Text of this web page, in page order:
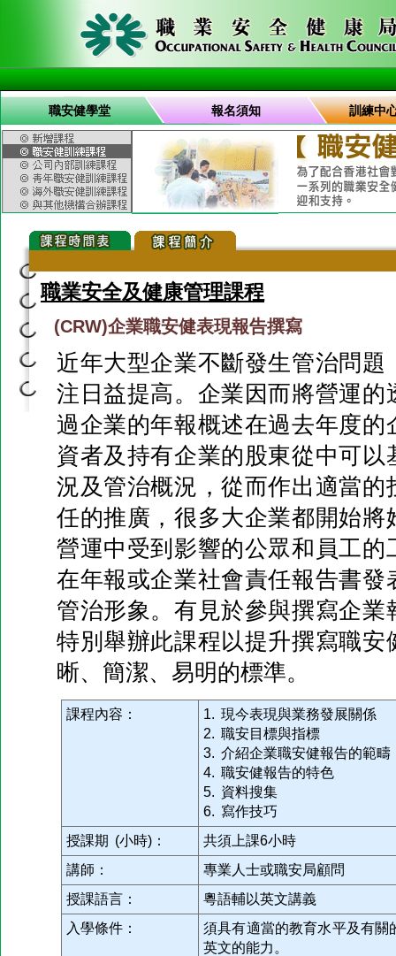
職安健學堂 報名須知 訓練中
職業安全及健康管理課程
(CRW)企業職安健表現報告撰寫
近年大型企業不斷發生管治問題
注日益提高。企業因而將營運的
過企業的年報概述在過去年度的
資者及持有企業的股東從中可
況及管治概況，從而作出適當的
任的推廣，很多大企業都開始將
營運中受到影響的公眾和員工的
在年報或企業社會責任報告書發
管治形象。有見於參與撰寫企業
特別舉辦此課程以提升撰寫職安
晰、簡潔、易明的標準。
課程內容：
1. 現今表現與業務發展關係
2. 職安目標與指標
3. 介紹企業職安健報告的範疇
4. 職安健報告的特色
5. 資料搜集
6. 寫作技巧
授課期 (小時)：
共須上課6小時
講師：
專業人士或職安局顧問
授課語言：
粵語輔以英文講義
入學條件：
須具有適當的教育水平及有
英文的能力。